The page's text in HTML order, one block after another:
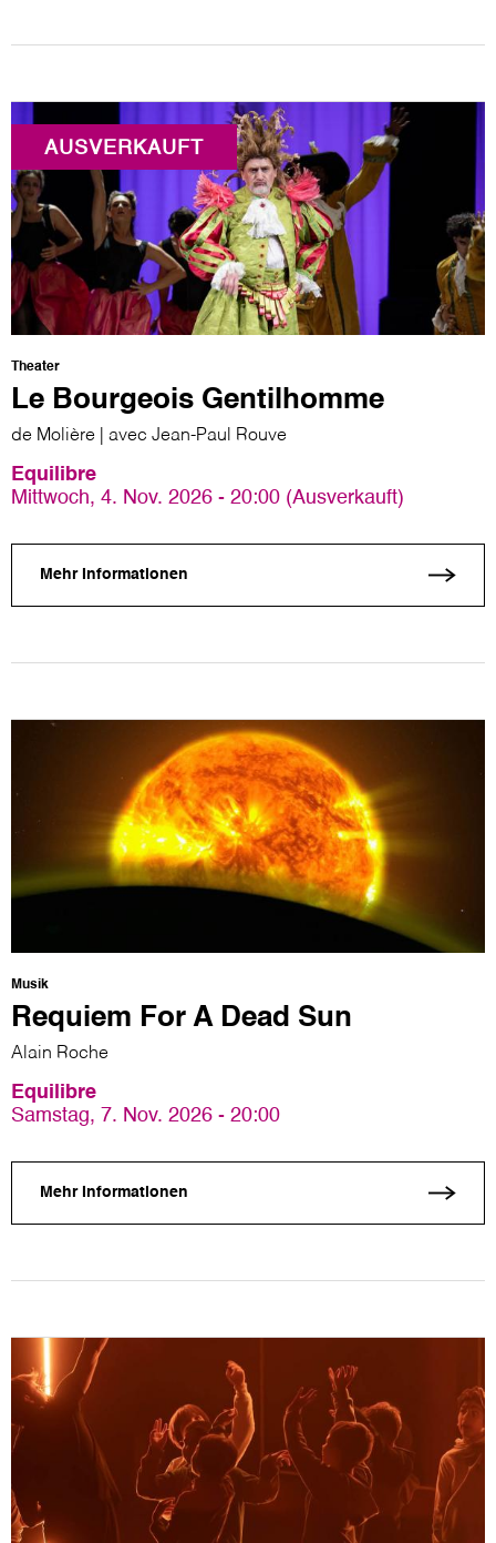
AUSVERKAUFT
Theater
Le Bourgeois Gentilhomme
de Molière | avec Jean-Paul Rouve
Equilibre
Mittwoch, 4. Nov. 2026 - 20:00 (Ausverkauft)
Mehr Informationen
Musik
Requiem For A Dead Sun
Alain Roche
Equilibre
Samstag, 7. Nov. 2026 - 20:00
Mehr Informationen